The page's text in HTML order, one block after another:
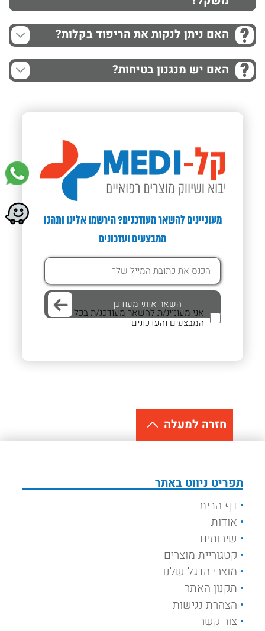
האם ניתן לנקות את הריפוד בקלות?
האם יש מנגנון בטיחות?
מעוניינים להשאר מעודכנים? הירשמו אלינו ותהנו
ממבצעים ועדכונים
אני מעוניינ/ת להשאר מעודכנ/ת בכל
המבצעים והעדכונים
חזרה למעלה
תפריט ניווט באתר
דף הבית
אודות
שירותים
קטגוריית מוצרים
מוצרי הדגל שלנו
תקנון האתר
הצהרת נגישות
צור קשר